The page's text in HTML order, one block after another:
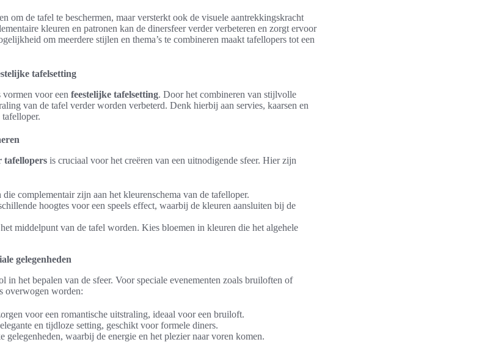
om de tafel te beschermen, maar versterkt ook de visuele aantrekkingskracht
kleuren en patronen kan de dinersfeer verder verbeteren en zorgt ervoor
om meerdere stijlen en thema’s te combineren maakt tafellopers tot een
tafelsetting
vormen voor een feestelijke tafelsetting. Door het combineren van stijlvolle
van de tafel verder worden verbeterd. Denk hierbij aan servies, kaarsen en
tafellopers is cruciaal voor het creëren van een uitnodigende sfeer. Hier zijn
die complementair zijn aan het kleurenschema van de tafelloper.
hoogtes voor een speels effect, waarbij de kleuren aansluiten bij de
middelpunt van de tafel worden. Kies bloemen in kleuren die het algehele
gelegenheden
in het bepalen van de sfeer. Voor speciale evenementen zoals bruiloften of
overwogen worden:
voor een romantische uitstraling, ideaal voor een bruiloft.
en tijdloze setting, geschikt voor formele diners.
gelegenheden, waarbij de energie en het plezier naar voren komen.